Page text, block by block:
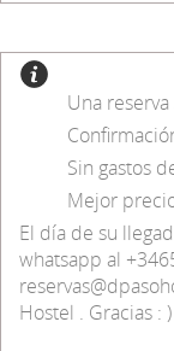
Una
Sin gastos
Mejor
El día de su
whatsapp al
Hostel . Gracias : )